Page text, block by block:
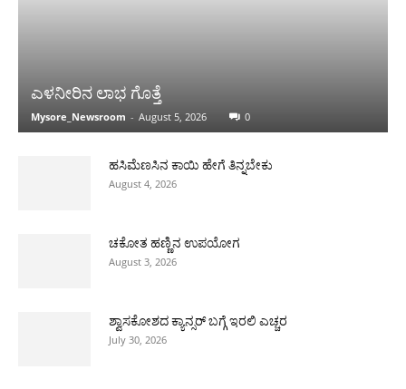
ಎಳನೀರಿನ ಲಾಭ ಗೊತ್ತೆ
Mysore_Newsroom - August 5, 2026 0
ಹಸಿಮೆಣಸಿನ ಕಾಯಿ ಹೇಗೆ ತಿನ್ನಬೇಕು
August 4, 2026
ಚಕೋತ ಹಣ್ಣಿನ ಉಪಯೋಗ
August 3, 2026
ಶ್ವಾಸಕೋಶದ ಕ್ಯಾನ್ಸರ್ ಬಗ್ಗೆ ಇರಲಿ ಎಚ್ಚರ
July 30, 2026